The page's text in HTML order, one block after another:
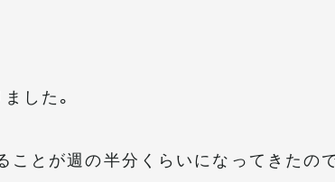
した。
とが週の半分くらいになってきたの